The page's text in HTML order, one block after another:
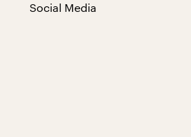
Social Media